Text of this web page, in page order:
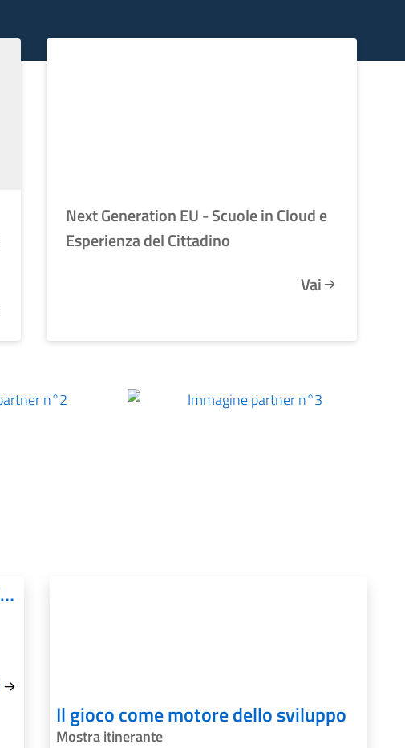
Next Generation EU - Scuole in Cloud e
Esperienza del Cittadino
Vai
Servizio pre e post nella scuola dell'Infanzia
Il gioco come motore dello sviluppo
Mostra itinerante